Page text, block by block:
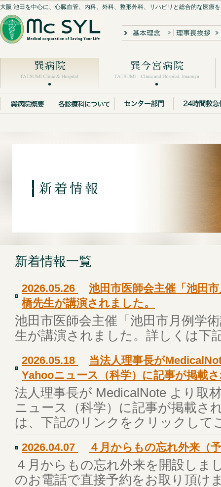
大阪 池田を中心に、心臓血管、内科、外科、整形外科、リハビリと総合的な医療
新着情報一覧
2026.05.26
池田市医師会主催「池田
橋先生が講演されました。
池田市医師会主催「池田市月例学
生が講演されました。詳しくは下
2026.05.18
当法人理事長が
Yahooニュース（科学）に記事が掲載
法人理事長が MedicalNote より取
ニュース（科学）に記事が掲載さ
は、下記のリンクをクリックして
2026.04.07 ４月からもの忘れ外来（
４月からもの忘れ外来を開設しま
のお電話で直接予約をお取り頂け